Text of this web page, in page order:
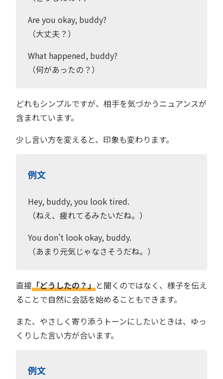
Are you okay, buddy?
（大丈夫？）
What happened, buddy?
（何があったの？）
どれもシンプルですが、相手を気づかうニュアンスが
含まれています。
少し言い方を変えると、印象も変わります。
例文
Hey, buddy, you look tired.
（ねえ、疲れてるみたいだね。）
You don’t look okay, buddy.
（あまり元気じゃなさそうだね。）
直接「どうしたの？」と聞くのではなく、様子を伝え
ることで自然に会話を始めることもできます。
また、やさしく寄り添うトーンにしたいときは、ゆっ
くりした言い方が合います。
例文